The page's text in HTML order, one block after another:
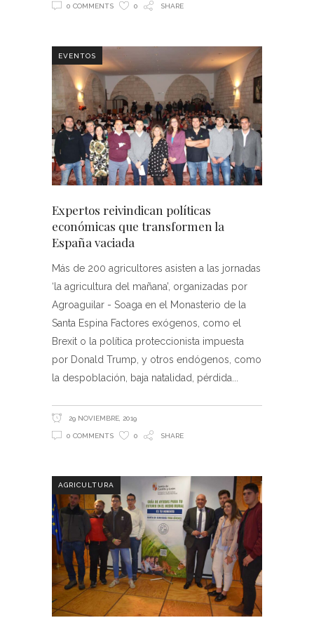
0 COMMENTS 0 SHARE
EVENTOS
Expertos reivindican políticas
económicas que transformen la
España vaciada
Más de 200 agricultores asisten a las jornadas
‘la agricultura del mañana’, organizadas por
Agroaguilar - Soaga en el Monasterio de la
Santa Espina Factores exógenos, como el
Brexit o la política proteccionista impuesta
por Donald Trump, y otros endógenos, como
la despoblación, baja natalidad, pérdida
29 NOVIEMBRE, 2019
0 COMMENTS 0 SHARE
AGRICULTURA